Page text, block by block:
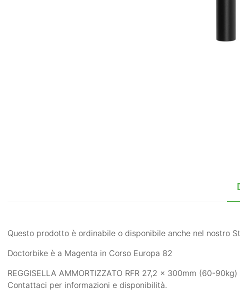
Questo prodotto è ordinabile o disponibile anche nel nostro
Doctorbike è a Magenta in Corso Europa 82
REGGISELLA AMMORTIZZATO RFR 27,2 x 300mm (60-
Contattaci per informazioni e disponibilità.